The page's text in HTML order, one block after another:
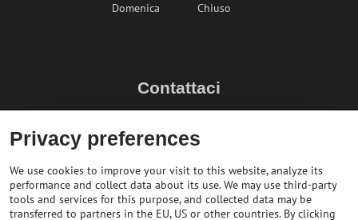
Domenica
Chiuso
Contattaci
+436764858804 (AT)
Privacy preferences
We use cookies to improve your visit to this website, analyze its
performance and collect data about its use. We may use third-party
tools and services for this purpose, and collected data may be
transferred to partners in the EU, US or other countries. By clicking